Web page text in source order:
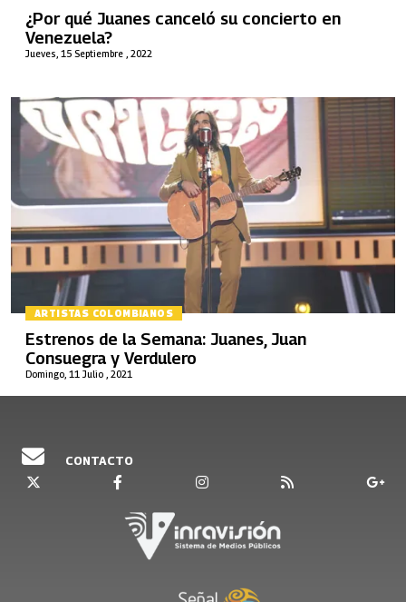
Jueves, 15 Septiembre , 2022
¿Por qué Juanes canceló su concierto en
Venezuela?
ARTISTAS COLOMBIANOS
Domingo, 11 Julio , 2021
Estrenos de la Semana: Juanes, Juan
Consuegra y Verdulero
CONTACTO